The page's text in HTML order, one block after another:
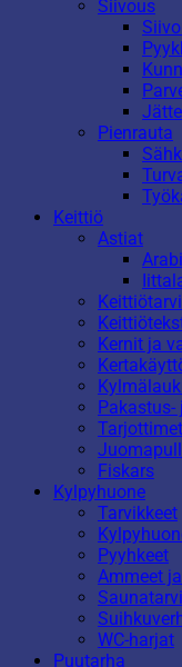
Siivous
Pienrauta
Keittiö
Astiat
Kernit ja
Fiskars
Kylpyhuone
Tarvikkeet
Pyyhkeet
Ammeet
WC-harjat
Puutarha